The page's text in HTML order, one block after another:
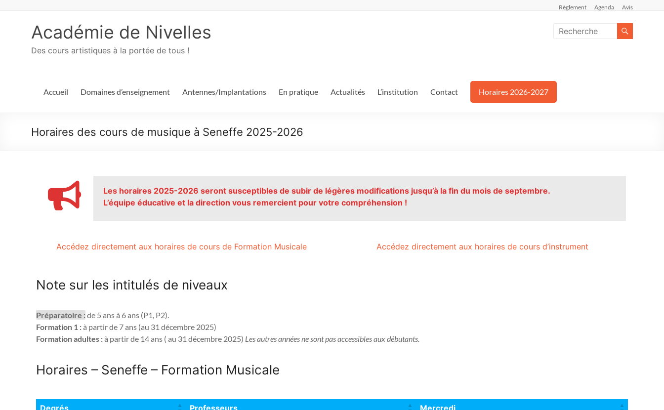
Règlement Agenda Avis
Académie de Nivelles
Des cours artistiques à la portée de tous !
Accueil Domaines d’enseignement Antennes/Implantations En pratique Actualités L’institution Contact Horaires 2026-2027
Horaires des cours de musique à Seneffe 2025-2026
Les horaires 2025-2026 seront susceptibles de subir de légères modifications jusqu’à la fin du mois de septembre.
L’équipe éducative et la direction vous remercient pour votre compréhension !
Accédez directement aux horaires de cours de Formation Musicale Accédez directement aux horaires de cours d’instrument
Note sur les intitulés de niveaux
Préparatoire : de 5 ans à 6 ans (P1, P2).
Formation 1 : à partir de 7 ans (au 31 décembre 2025)
Formation adultes : à partir de 14 ans ( au 31 décembre 2025) Les autres années ne sont pas accessibles aux débutants.
Horaires – Seneffe – Formation Musicale
Degrés Professeurs
Mercredi